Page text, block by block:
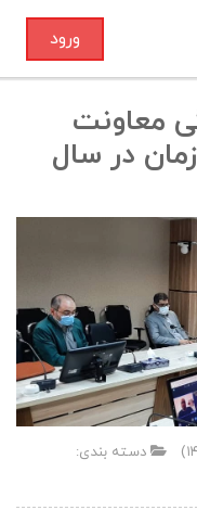
ورود
معاونت
در سال
دسته بندی: